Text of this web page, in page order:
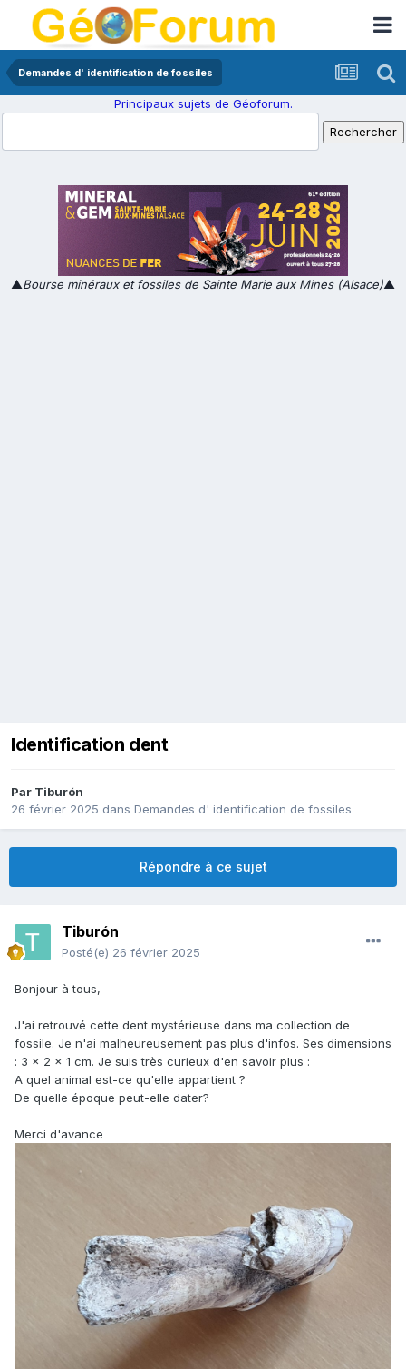
Demandes d' identification de fossiles
Principaux sujets de Géoforum.
▲Bourse minéraux et fossiles de Sainte Marie aux Mines (Alsace)▲
Identification dent
Par Tiburón
26 février 2025 dans Demandes d' identification de fossiles
Répondre à ce sujet
Tiburón
Posté(e) 26 février 2025
Bonjour à tous,
J'ai retrouvé cette dent mystérieuse dans ma collection de
fossile. Je n'ai malheureusement pas plus d'infos. Ses dimensions
: 3 x 2 x 1 cm. Je suis très curieux d'en savoir plus :
A quel animal est-ce qu'elle appartient ?
De quelle époque peut-elle dater?
Merci d'avance